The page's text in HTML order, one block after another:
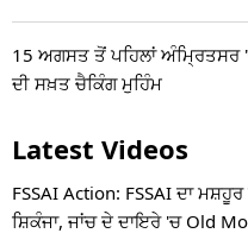
15 ਅਗਸਤ ਤੋਂ ਪਹਿਲਾਂ
ਦੀ ਸਖ਼ਤ ਚੈਕਿੰਗ ਮੁਹਿੰਮ
Latest Videos
FSSAI Action: FSSAI ਦਾ
ਸ਼ਿਕੰਜਾ, ਜਾਂਚ ਦੇ ਦਾਇਰੇ 'ਚ Old